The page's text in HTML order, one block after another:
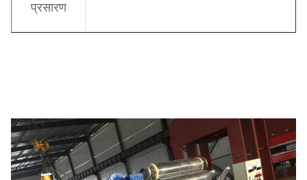
प्रसारण